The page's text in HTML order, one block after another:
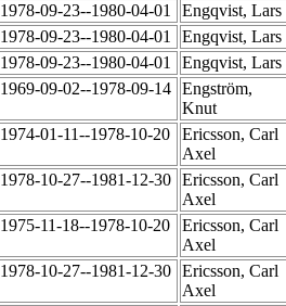
1978-09-23--1980-04-01 Engqvist, Lars
1978-09-23--1980-04-01 Engqvist, Lars
1978-09-23--1980-04-01 Engqvist, Lars
1969-09-02--1978-09-14 Engström,
Knut
1974-01-11--1978-10-20
Ericsson, Carl
Axel
1978-10-27--1981-12-30 Ericsson, Carl
Axel
1975-11-18--1978-10-20
Ericsson, Carl
Axel
1978-10-27--1981-12-30 Ericsson, Carl
Axel